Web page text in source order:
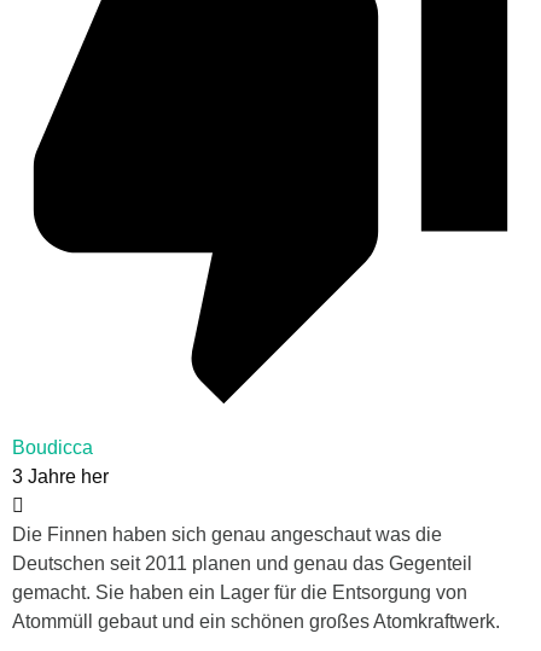
Boudicca
3 Jahre her
Die Finnen haben sich genau angeschaut was die
Deutschen seit 2011 planen und genau das Gegenteil
gemacht. Sie haben ein Lager für die Entsorgung von
Atommüll gebaut und ein schönen großes Atomkraftwerk.